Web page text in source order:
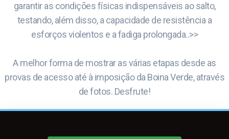
garantir as condições físicas indispensáveis ao salto,
testando, além disso, a capacidade de resistência a
esforços violentos e a fadiga prolongada..>>
A melhor forma de mostrar as várias etapas desde as
provas de acesso até à imposição da Boina Verde, através
de fotos. Desfrute!